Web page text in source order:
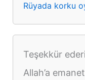
Rüyada korku
Teşekkür
Allah’a